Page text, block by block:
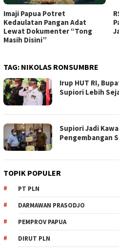
Imaji Papua Potret
Kedaulatan Pangan Adat
Lewat Dokumenter “Tong
Masih Disini”
TAG: NIKOLAS RONSUMBRE
Irup HUT RI,
Supiori Lebih
Supiori Jadi
Pengembangan
TOPIK POPULER
PT PLN
DARMAWAN PRASODJO
PEMPROV PAPUA
DIRUT PLN